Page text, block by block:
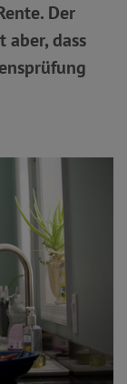
Der
aber, dass